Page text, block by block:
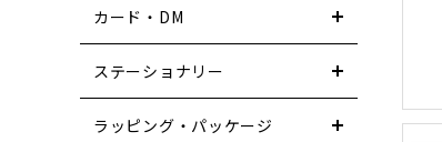
カード・DM
ステーショナリー
ラッピング・パッケージ